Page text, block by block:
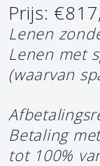
Prijs:
Lenen
Lenen met
(waarvan
Betaling
tot 100%